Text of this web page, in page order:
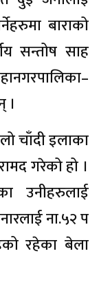
बाराको
सन्तोष साह
।
चाँदी इलाका
गरेको हो ।
उनीहरुलाई
ना.५२ प
रहेका बेला